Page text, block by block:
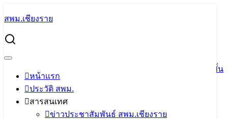
to
content
สพม.เชียงราย
หน้าแรก
ประวัติ สพม.
สารสนเทศ
ข่าวประชาสัมพันธ์ สพม.เชียงราย
for:
การประชุมติดตามผลการดำเนินงาน ขับเคลื่อนการประเมิน
ระดับนานาชาติ (PISA) และการทดสอบทางการศึกษาระดับ
ชาติขั้นพื้นฐาน (O-NET) สำนักงานคณะกรรมการการศึกษาขั้น
พื้นฐาน ครั้งที่ 22 ผ่านระบบออนไลน์ (Zoom Meeting)
การประชุมติดตามผลการดำเนินงาน ขับ